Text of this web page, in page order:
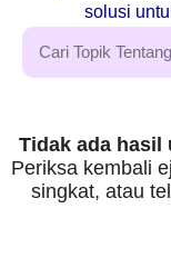
solusi
Tidak ada hasil
Periksa kembali
singkat, atau